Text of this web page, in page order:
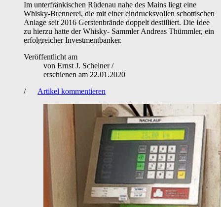
Im unterfränkischen Rüdenau nahe des Mains liegt eine
Whisky-Brennerei, die mit einer eindrucksvollen schottischen
Anlage seit 2016 Gerstenbrände doppelt destilliert. Die Idee
zu hierzu hatte der Whisky- Sammler Andreas Thümmler, ein
erfolgreicher Investmentbanker.
Veröffentlicht am
von Ernst J. Scheiner/
erschienen am 22.01.2020
/
Artikel kommentieren